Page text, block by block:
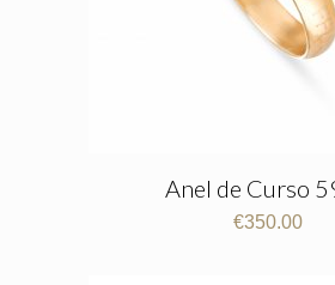
Anel de Curso
€350.00